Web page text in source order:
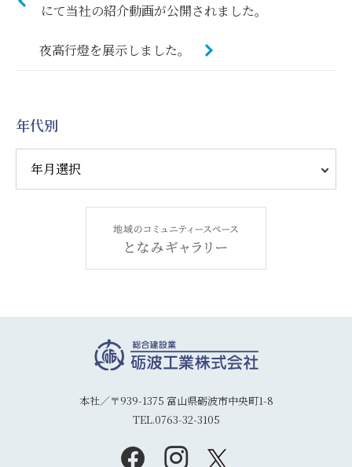
にて当社の紹介動画が公開されました。
夜高行燈を展示しました。
年代別
本社／〒939-1375 富山県砺波市中央町1-8
TEL.0763-32-3105